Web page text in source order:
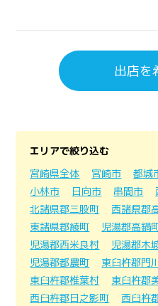
出店を
エリアで絞り込む
宮崎県全体
宮崎市 都城
小林市
日向市 串間市
北諸県郡三股町
西諸県郡
東諸県郡綾町
児湯郡高鍋
児湯郡西米良村
児湯郡木
児湯郡都農町
東臼杵郡門
東臼杵郡椎葉村
東臼杵郡
西臼杵郡日之影町
西臼杵